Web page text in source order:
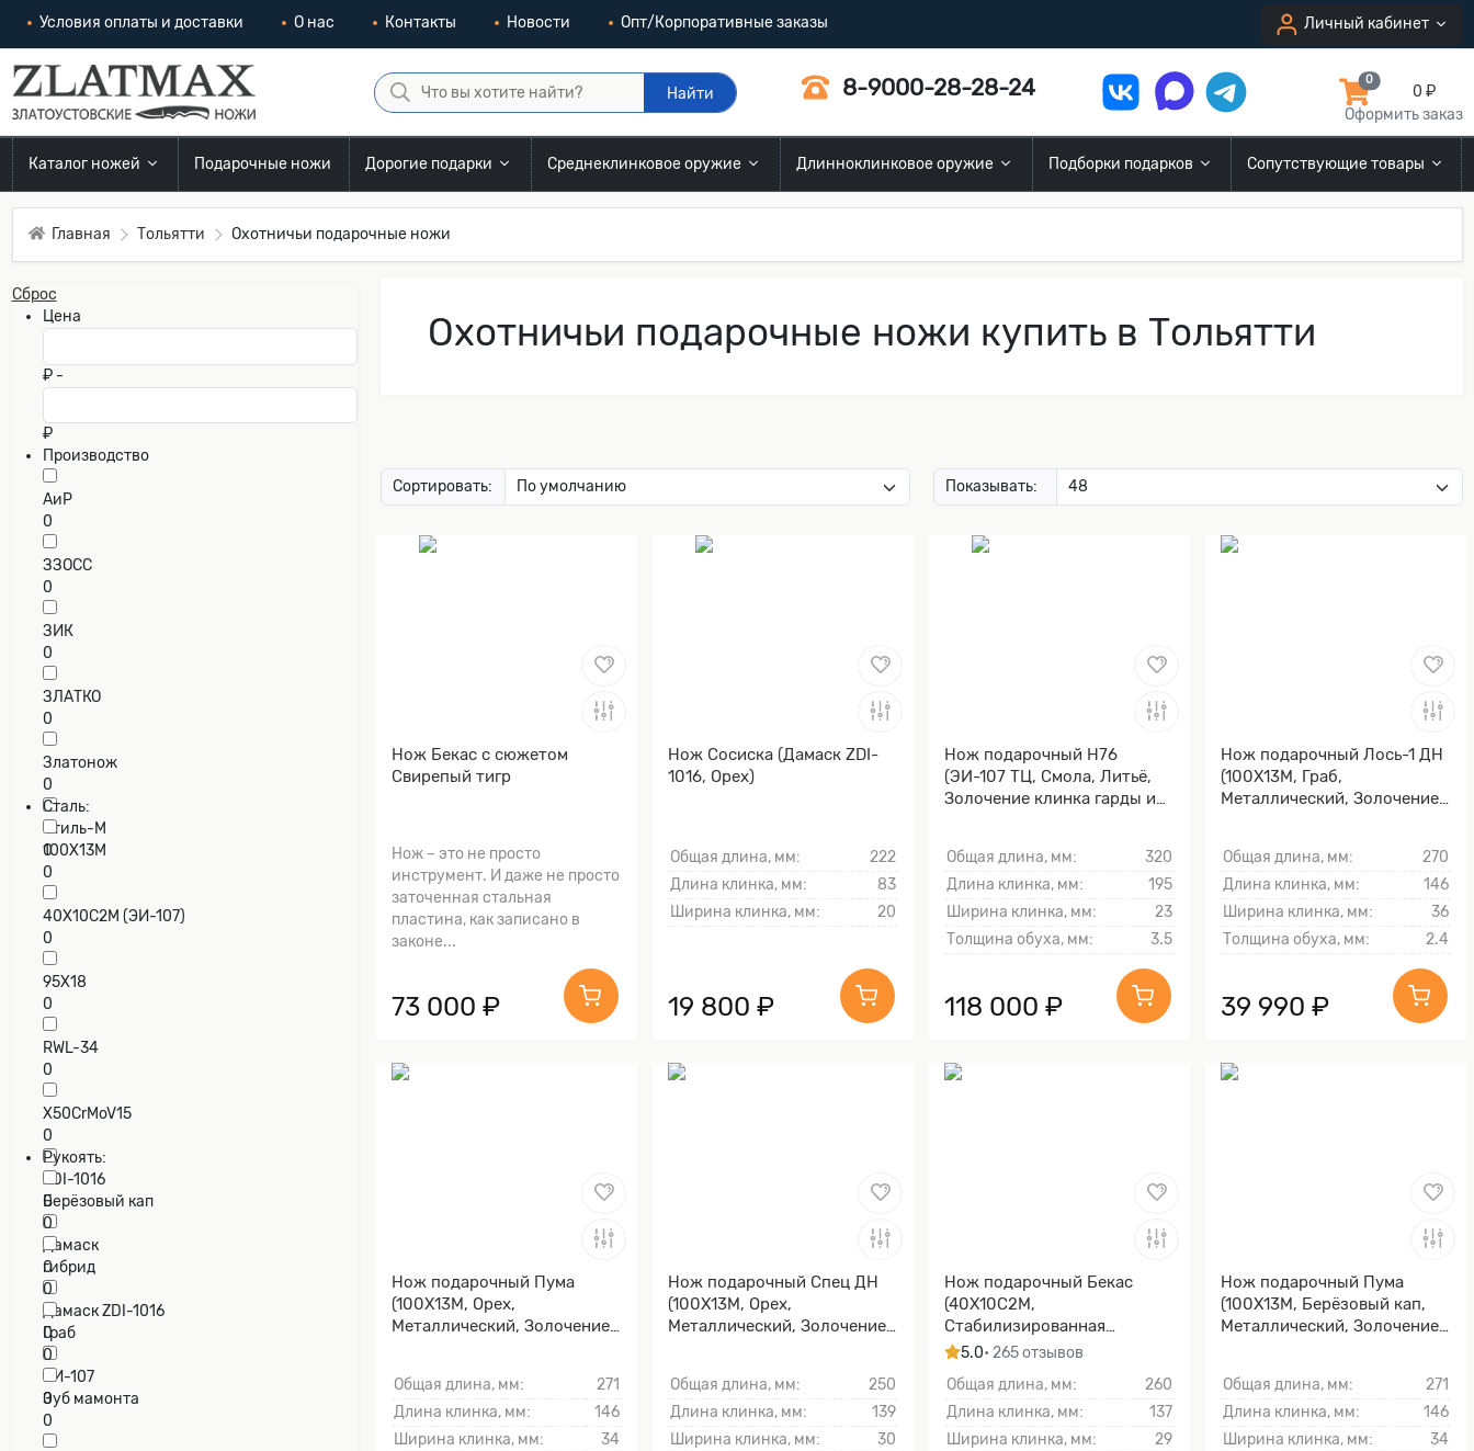
Условия оплаты и доставки О нас Контакты Новости Опт/Корпоративные заказы Личный кабинет
Найти 8-9000-28-28-24 0
0 ₽
Оформить заказ
Каталог ножей Подарочные ножи Дорогие подарки Среднеклинковое оружие Длинноклинковое оружие Подборки подарков Сопутствующие товары
Главная Тольятти Охотничьи подарочные ножи
Сброс
Цена
₽ -
₽
Производство
АиР
0
ЗЗОСС
0
ЗИК
0
ЗЛАТКО
0
Златонож
0
Стиль-М
0
Сталь:
100Х13М
0
40Х10С2М (ЭИ-107)
0
95Х18
0
RWL-34
0
X50CrMoV15
0
ZDI-1016
0
Дамаск
0
Дамаск ZDI-1016
0
ЭИ-107
0
Рукоять:
Берёзовый кап
0
гибрид
0
Граб
0
Зуб мамонта
0
Охотничьи подарочные ножи купить в Тольятти
Сортировать: Показывать:
Нож Бекас с сюжетом
Свирепый тигр
Нож – это не просто
инструмент. И даже не просто
заточенная стальная
пластина, как записано в
законе...
73 000 ₽
Нож Сосиска (Дамаск ZDI-
1016, Орех)
Общая длина, мм:
222
Длина клинка, мм:
83
Ширина клинка, мм:
20
19 800 ₽
Нож подарочный Н76
(ЭИ-107 ТЦ, Смола, Литьё,
Золочение клинка гарды и
Общая длина, мм:
320
Длина клинка, мм:
195
Ширина клинка, мм:
23
Толщина обуха, мм:
3.5
118 000 ₽
Нож подарочный Лось-1 ДН
(100Х13М, Граб,
Металлический, Золочение
Общая длина, мм:
270
Длина клинка, мм:
146
Ширина клинка, мм:
36
Толщина обуха, мм:
2.4
39 990 ₽
Нож подарочный Пума
(100Х13М, Орех,
Металлический, Золочение
Общая длина, мм:
271
Длина клинка, мм:
146
Ширина клинка, мм:
34
Нож подарочный Спец ДН
(100Х13М, Орех,
Металлический, Золочение
Общая длина, мм:
250
Длина клинка, мм:
139
Ширина клинка, мм:
30
Нож подарочный Бекас
(40Х10С2М,
Стабилизированная
карельская береза, Литьё,
тыльника)
5.0• 265 отзывов
Общая длина, мм:
260
Длина клинка, мм:
137
Ширина клинка, мм:
29
Нож подарочный Пума
(100Х13М, Берёзовый кап,
Металлический, Золочение
Общая длина, мм:
271
Длина клинка, мм:
146
Ширина клинка, мм:
34